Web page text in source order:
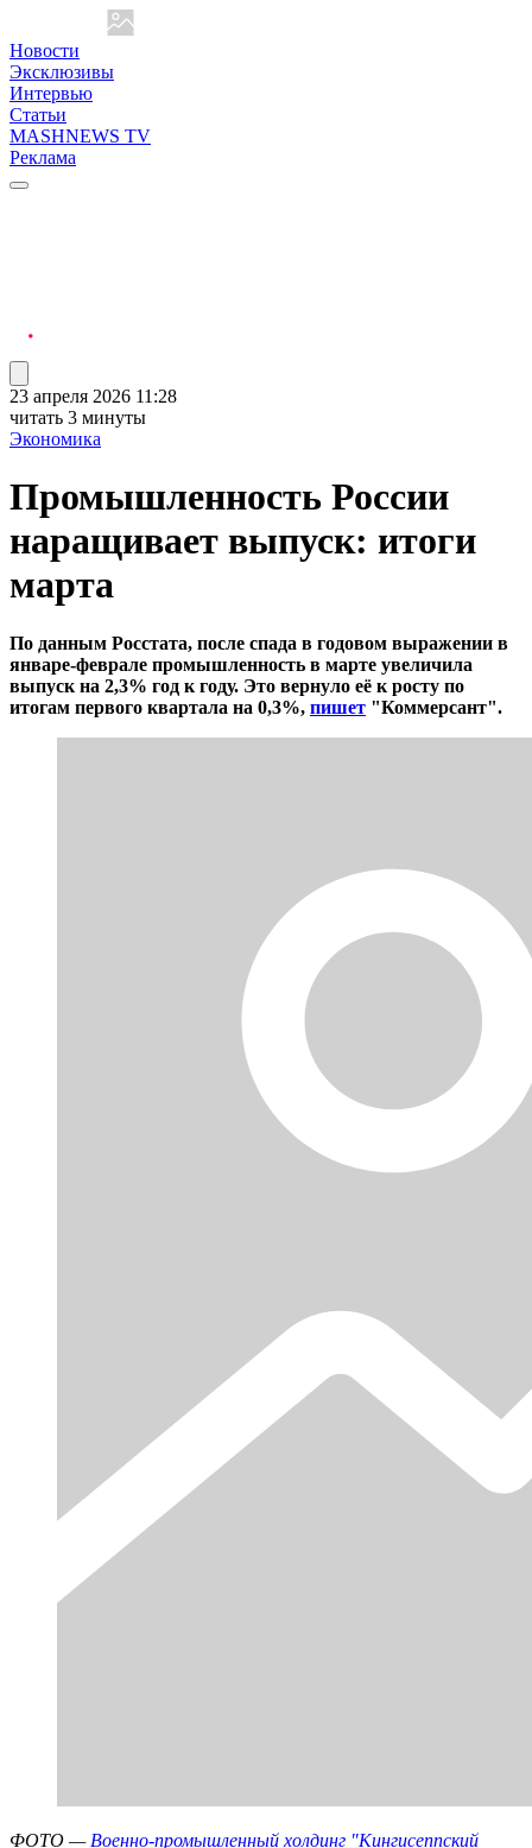
Новости
Эксклюзивы
Интервью
Статьи
MASHNEWS TV
Реклама
23 апреля 2026 11:28
читать 3 минуты
Экономика
Промышленность России
наращивает выпуск: итоги
марта
По данным Росстата, после спада в годовом выражении в
январе-феврале промышленность в марте увеличила
выпуск на 2,3% год к году. Это вернуло её к росту по
итогам первого квартала на 0,3%, пишет "Коммерсант".
ФОТО — Военно-промышленный холдинг "Кингисеппский